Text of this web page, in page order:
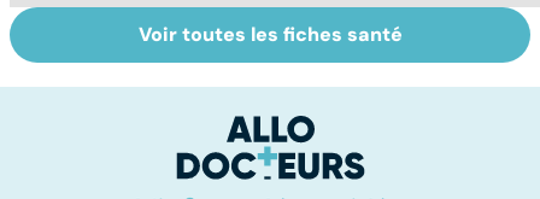
Tout savoir sur
les infections
Inflammation des
amygdales : que
d'angine ?
Voir toutes les fiches santé